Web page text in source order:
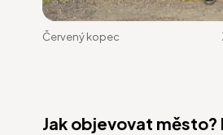
Červený kopec
Jak objevovat město?